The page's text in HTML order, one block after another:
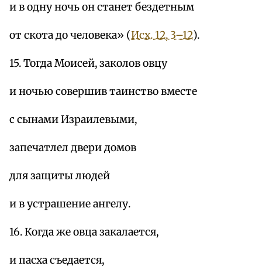
и в одну ночь он станет бездетным
от скота до человека» (Исх. 12, 3–12).
15. Тогда Моисей, заколов овцу
и ночью совершив таинство вместе
с сынами Израилевыми,
запечатлел двери домов
для защиты людей
и в устрашение ангелу.
16. Когда же овца закалается,
и пасха съедается,